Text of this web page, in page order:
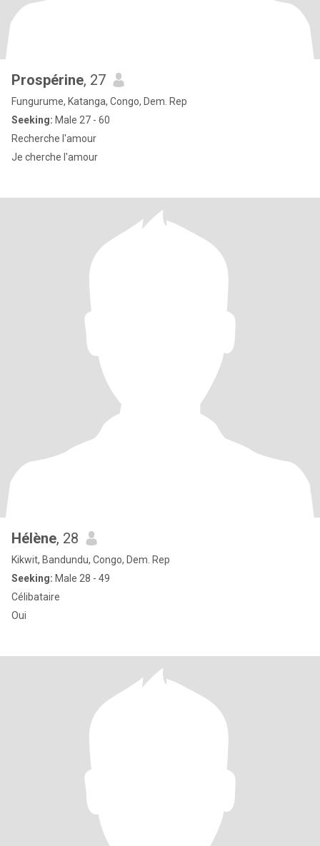
Prospérine, 27
Fungurume, Katanga, Congo, Dem. Rep
Seeking: Male 27 - 60
Recherche l'amour
Je cherche l'amour
Hélène, 28
Kikwit, Bandundu, Congo, Dem. Rep
Seeking: Male 28 - 49
Célibataire
Oui